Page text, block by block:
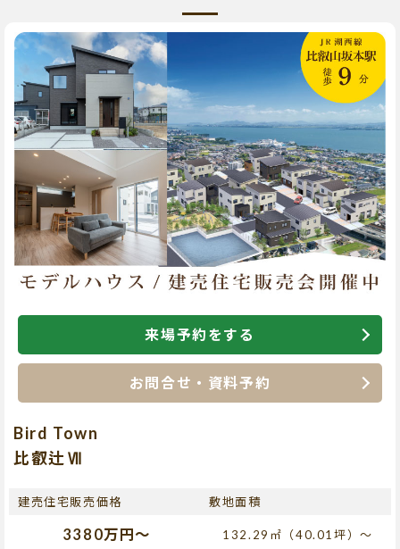
来場予約をする
お問合せ・資料予約
Bird Town
比叡辻Ⅶ
建売住宅販売価格
3380万円～
敷地面積
132.29㎡（40.01坪）～